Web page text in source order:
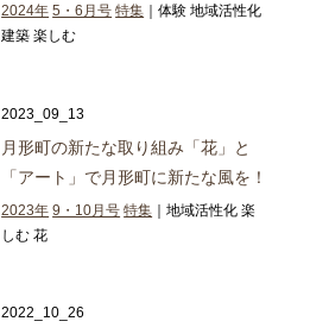
2024年 5・6月号 特集 ｜体験 地域活性化
建築 楽しむ
2023_09_13
月形町の新たな取り組み 「花」と
「アート」で月形町に新たな風を！
2023年 9・10月号 特集 ｜地域活性化 楽
しむ 花
2022_10_26